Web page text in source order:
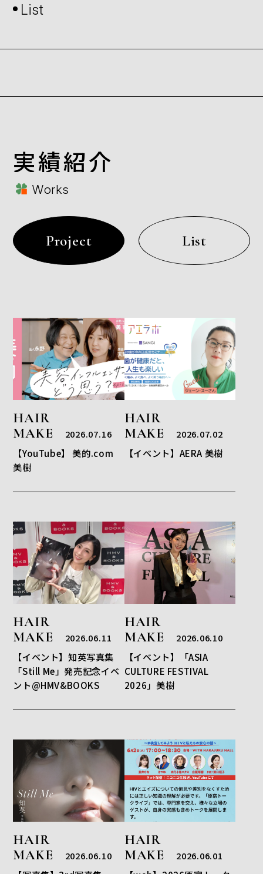
List
実績紹介
Works
Project List
HAIR
MAKE
2026.07.16
【YouTube】 美的.com
美樹
HAIR
MAKE
2026.07.02
【イベント】AERA 美樹
HAIR
MAKE
2026.06.11
【イベント】知英写真集
「Still Me」発売記念イベ
ント@HMV&BOOKS
HAIR
MAKE
2026.06.10
【イベント】「ASIA
CULTURE FESTIVAL
2026」美樹
HAIR
MAKE
2026.06.10
HAIR
MAKE
2026.06.01